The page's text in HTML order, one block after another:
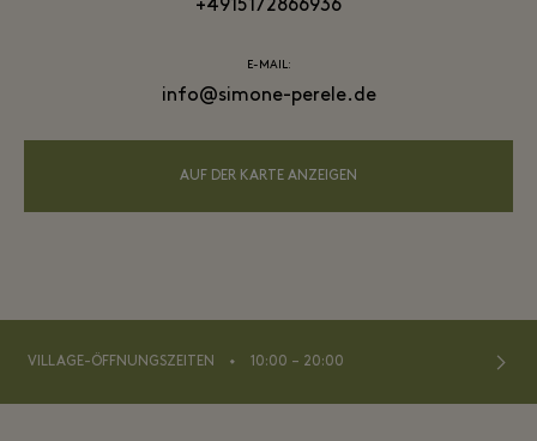
+4915172866936
E-MAIL:
info@simone-perele.de
AUF DER KARTE ANZEIGEN
VILLAGE-ÖFFNUNGSZEITEN ⬩ 10:00 – 20:00